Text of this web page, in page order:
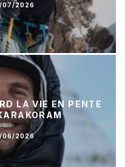
07/2026
LA VIE EN PENTE
06/2026